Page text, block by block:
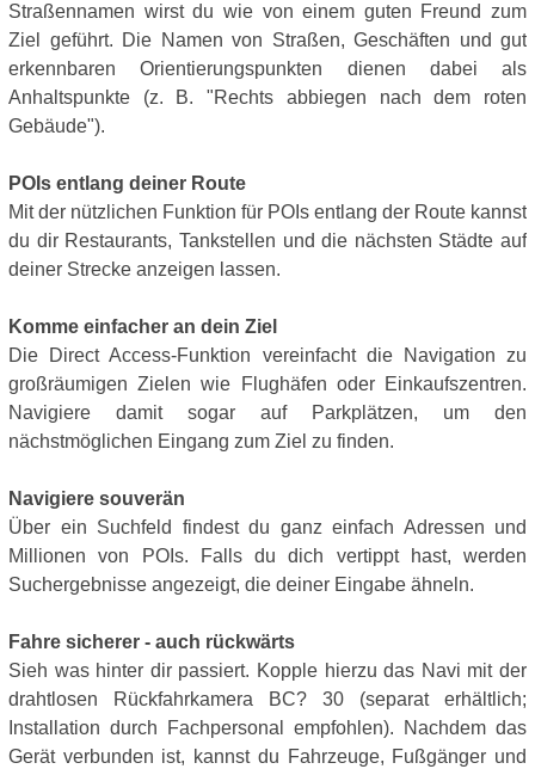
Straßennamen wirst du wie von einem guten Freund zum
Ziel geführt. Die Namen von Straßen, Geschäften und gut
erkennbaren Orientierungspunkten dienen dabei als
Anhaltspunkte (z. B. "Rechts abbiegen nach dem roten
Gebäude").
POIs entlang deiner Route
Mit der nützlichen Funktion für POIs entlang der Route kannst
du dir Restaurants, Tankstellen und die nächsten Städte auf
deiner Strecke anzeigen lassen.
Komme einfacher an dein Ziel
Die Direct Access-Funktion vereinfacht die Navigation zu
großräumigen Zielen wie Flughäfen oder Einkaufszentren.
Navigiere damit sogar auf Parkplätzen, um den
nächstmöglichen Eingang zum Ziel zu finden.
Navigiere souverän
Über ein Suchfeld findest du ganz einfach Adressen und
Millionen von POIs. Falls du dich vertippt hast, werden
Suchergebnisse angezeigt, die deiner Eingabe ähneln.
Fahre sicherer - auch rückwärts
Sieh was hinter dir passiert. Kopple hierzu das Navi mit der
drahtlosen Rückfahrkamera BC? 30 (separat erhältlich;
Installation durch Fachpersonal empfohlen). Nachdem das
Gerät verbunden ist, kannst du Fahrzeuge, Fußgänger und